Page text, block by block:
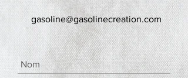
gasoline@gasolinecreation.com